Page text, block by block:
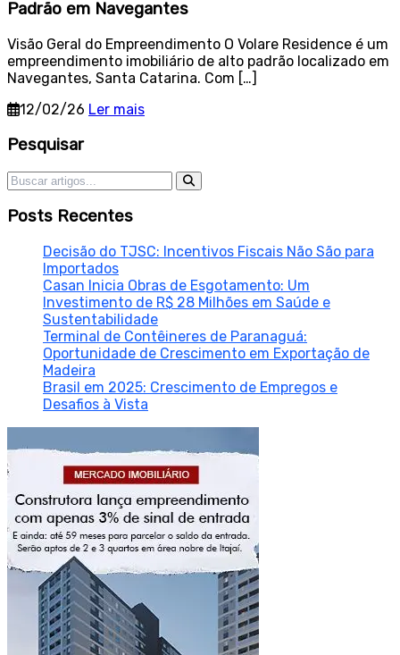
Padrão em Navegantes
Visão Geral do Empreendimento O Volare Residence é um
empreendimento imobiliário de alto padrão localizado em
Navegantes, Santa Catarina. Com […]
12/02/26 Ler mais
Sidebar
Pesquisar
Pesquisar por:
Posts Recentes
Decisão do TJSC: Incentivos Fiscais Não São para
Importados
Casan Inicia Obras de Esgotamento: Um
Investimento de R$ 28 Milhões em Saúde e
Sustentabilidade
Terminal de Contêineres de Paranaguá:
Oportunidade de Crescimento em Exportação de
Madeira
Brasil em 2025: Crescimento de Empregos e
Desafios à Vista